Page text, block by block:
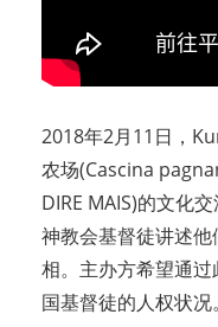
2018年2月11日，
农场(Cascina
DIRE MAIS)的文化
神教会基督徒讲述
相。主办方希望通
国基督徒的人权状况。